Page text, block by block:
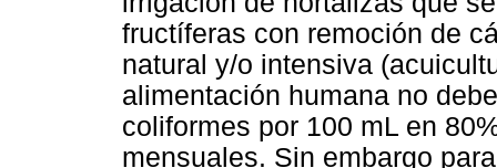
fructíferas con remoción de
natural y/o intensiva
alimentación humana no
coliformes por 100 mL en
mensuales. Sin embargo